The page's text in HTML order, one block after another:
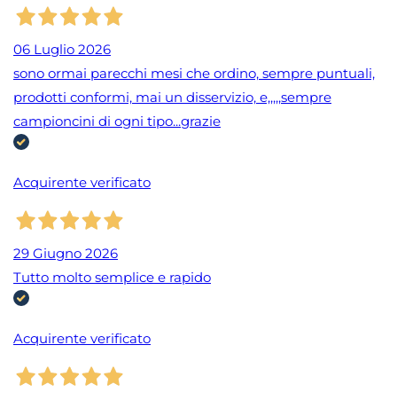
06 Luglio 2026
sono ormai parecchi mesi che ordino, sempre puntuali,
prodotti conformi, mai un disservizio, e,,,,,sempre
campioncini di ogni tipo...grazie
Acquirente verificato
29 Giugno 2026
Tutto molto semplice e rapido
Acquirente verificato